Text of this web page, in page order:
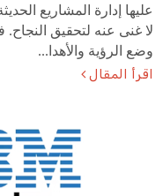
عليها إدارة المشاريع
لا غنى عنه لتحقيق النجاح.
وضع الرؤية والأهدا...
اقرأ المقال